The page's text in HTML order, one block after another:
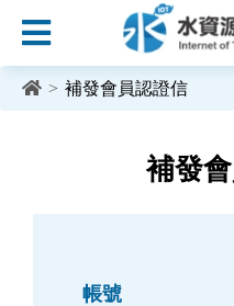
跳到主要內容區塊
> 補發會員認證信
補發
帳號